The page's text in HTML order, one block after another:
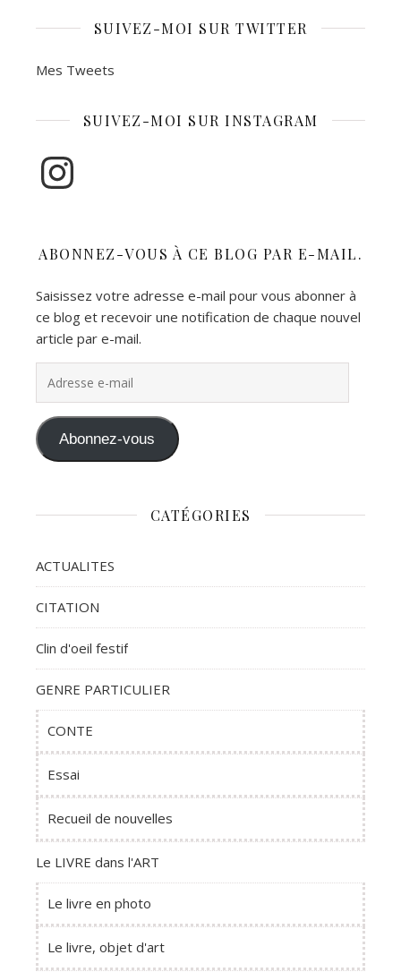
SUIVEZ-MOI SUR TWITTER
Mes Tweets
SUIVEZ-MOI SUR INSTAGRAM
Instagram
ABONNEZ-VOUS À CE BLOG PAR E-MAIL.
Saisissez votre adresse e-mail pour vous abonner à
ce blog et recevoir une notification de chaque nouvel
article par e-mail.
Abonnez-vous
CATÉGORIES
ACTUALITES
CITATION
Clin d'oeil festif
GENRE PARTICULIER
CONTE
Essai
Recueil de nouvelles
Le LIVRE dans l'ART
Le livre en photo
Le livre, objet d'art